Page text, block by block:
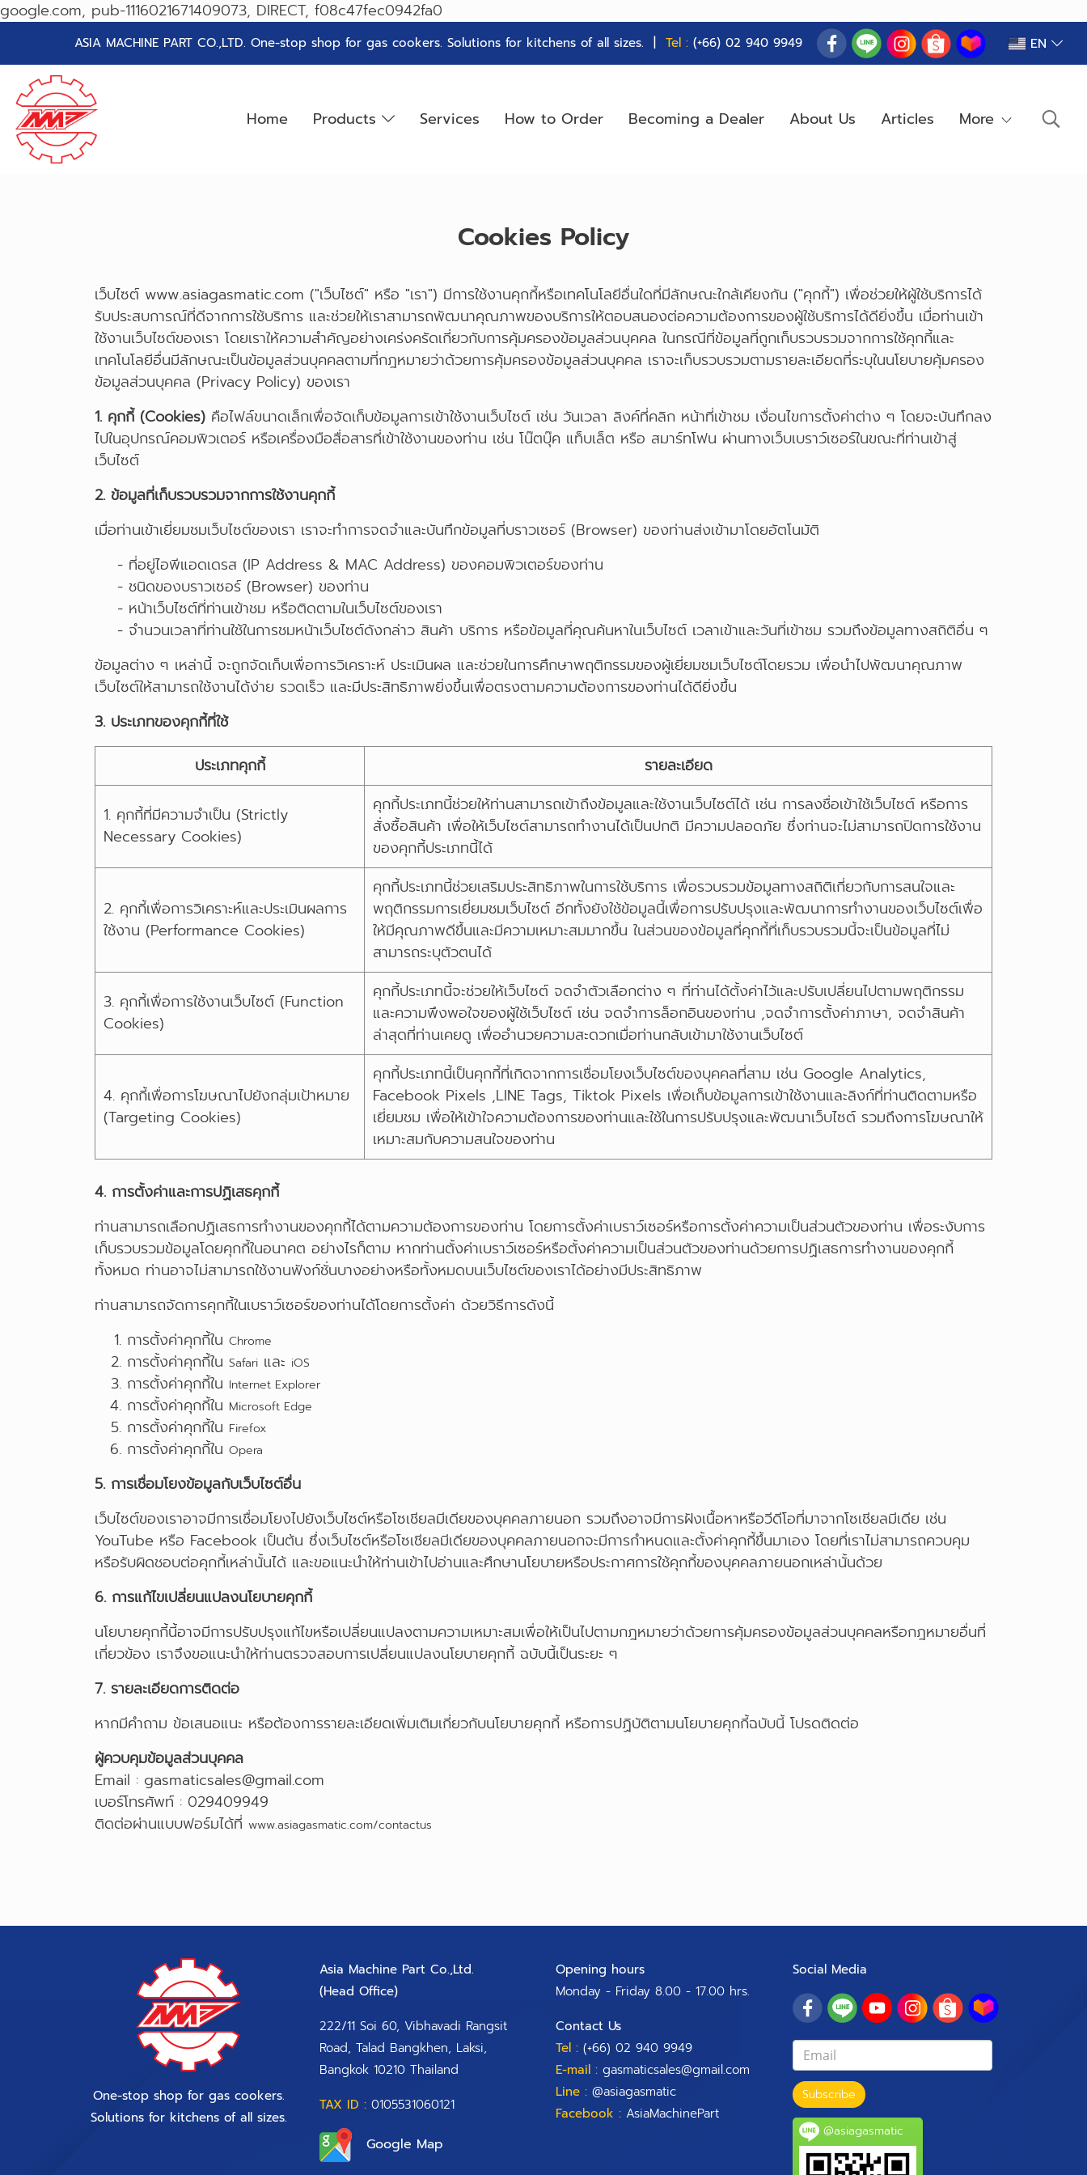
google.com, pub-1116021671409073, DIRECT, f08c47fec0942fa0
ASIA MACHINE PART CO.,LTD. One-stop shop for gas cookers. Solutions for kitchens of all sizes. | Tel : (+66) 02 940 9949 EN
Home Products Services How to Order Becoming a Dealer About Us Articles More
Cookies Policy
เว็บไซต์ www.asiagasmatic.com ("เว็บไซต์" หรือ "เรา") มีการใช้งานคุกกี้หรือเทคโนโลยีอื่นใดที่มีลักษณะใกล้เคียงกัน ("คุกกี้") เพื่อช่วยให้ผู้ใช้บริการได้
รับประสบการณ์ที่ดีจากการใช้บริการ และช่วยให้เราสามารถพัฒนาคุณภาพของบริการให้ตอบสนองต่อความต้องการของผู้ใช้บริการได้ดียิ่งขึ้น เมื่อท่านเข้า
ใช้งานเว็บไซต์ของเรา โดยเราให้ความสำคัญอย่างเคร่งครัดเกี่ยวกับการคุ้มครองข้อมูลส่วนบุคคล ในกรณีที่ข้อมูลที่ถูกเก็บรวบรวมจากการใช้คุกกี้และ
เทคโนโลยีอื่นมีลักษณะเป็นข้อมูลส่วนบุคคลตามที่กฎหมายว่าด้วยการคุ้มครองข้อมูลส่วนบุคคล เราจะเก็บรวบรวมตามรายละเอียดที่ระบุในนโยบายคุ้มครอง
ข้อมูลส่วนบุคคล (Privacy Policy) ของเรา
1. คุกกี้ (Cookies) คือไฟล์ขนาดเล็กเพื่อจัดเก็บข้อมูลการเข้าใช้งานเว็บไซต์ เช่น วันเวลา ลิงค์ที่คลิก หน้าที่เข้าชม เงื่อนไขการตั้งค่าต่าง ๆ โดยจะบันทึกลง
ไปในอุปกรณ์คอมพิวเตอร์ หรือเครื่องมือสื่อสารที่เข้าใช้งานของท่าน เช่น โน๊ตบุ๊ค แท็บเล็ต หรือ สมาร์ทโฟน ผ่านทางเว็บเบราว์เซอร์ในขณะที่ท่านเข้าสู่
เว็บไซต์
2. ข้อมูลที่เก็บรวบรวมจากการใช้งานคุกกี้
เมื่อท่านเข้าเยี่ยมชมเว็บไซต์ของเรา เราจะทำการจดจำและบันทึกข้อมูลที่บราวเซอร์ (Browser) ของท่านส่งเข้ามาโดยอัตโนมัติ
- ที่อยู่ไอพีแอดเดรส (IP Address & MAC Address) ของคอมพิวเตอร์ของท่าน
- ชนิดของบราวเซอร์ (Browser) ของท่าน
- หน้าเว็บไซต์ที่ท่านเข้าชม หรือติดตามในเว็บไซต์ของเรา
- จำนวนเวลาที่ท่านใช้ในการชมหน้าเว็บไซต์ดังกล่าว สินค้า บริการ หรือข้อมูลที่คุณค้นหาในเว็บไซต์ เวลาเข้าและวันที่เข้าชม รวมถึงข้อมูลทางสถิติอื่น ๆ
ข้อมูลต่าง ๆ เหล่านี้ จะถูกจัดเก็บเพื่อการวิเคราะห์ ประเมินผล และช่วยในการศึกษาพฤติกรรมของผู้เยี่ยมชมเว็บไซต์โดยรวม เพื่อนำไปพัฒนาคุณภาพ
เว็บไซต์ให้สามารถใช้งานได้ง่าย รวดเร็ว และมีประสิทธิภาพยิ่งขึ้นเพื่อตรงตามความต้องการของท่านได้ดียิ่งขึ้น
3. ประเภทของคุกกี้ที่ใช้
ประเภทคุกกี้
รายละเอียด
1. คุกกี้ที่มีความจำเป็น (Strictly
Necessary Cookies)
คุกกี้ประเภทนี้ช่วยให้ท่านสามารถเข้าถึงข้อมูลและใช้งานเว็บไซต์ได้ เช่น การลงชื่อเข้าใช้เว็บไซต์ หรือการ
สั่งซื้อสินค้า เพื่อให้เว็บไซต์สามารถทำงานได้เป็นปกติ มีความปลอดภัย ซึ่งท่านจะไม่สามารถปิดการใช้งาน
ของคุกกี้ประเภทนี้ได้
2. คุกกี้เพื่อการวิเคราะห์และประเมินผลการ
ใช้งาน (Performance Cookies)
คุกกี้ประเภทนี้ช่วยเสริมประสิทธิภาพในการใช้บริการ เพื่อรวบรวมข้อมูลทางสถิติเกี่ยวกับการสนใจและ
พฤติกรรมการเยี่ยมชมเว็บไซต์ อีกทั้งยังใช้ข้อมูลนี้เพื่อการปรับปรุงและพัฒนาการทำงานของเว็บไซต์เพื่อ
ให้มีคุณภาพดีขึ้นและมีความเหมาะสมมากขึ้น ในส่วนของข้อมูลที่คุกกี้ที่เก็บรวบรวมนี้จะเป็นข้อมูลที่ไม่
สามารถระบุตัวตนได้
3. คุกกี้เพื่อการใช้งานเว็บไซต์ (Function
Cookies)
คุกกี้ประเภทนี้จะช่วยให้เว็บไซต์ จดจำตัวเลือกต่าง ๆ ที่ท่านได้ตั้งค่าไว้และปรับเปลี่ยนไปตามพฤติกรรม
และความพึงพอใจของผู้ใช้เว็บไซต์ เช่น จดจำการล็อกอินของท่าน ,จดจำการตั้งค่าภาษา, จดจำสินค้า
ล่าสุดที่ท่านเคยดู เพื่ออำนวยความสะดวกเมื่อท่านกลับเข้ามาใช้งานเว็บไซต์
4. คุกกี้เพื่อการโฆษณาไปยังกลุ่มเป้าหมาย
(Targeting Cookies)
คุกกี้ประเภทนี้เป็นคุกกี้ที่เกิดจากการเชื่อมโยงเว็บไซต์ของบุคคลที่สาม เช่น Google Analytics,
Facebook Pixels ,LINE Tags, Tiktok Pixels เพื่อเก็บข้อมูลการเข้าใช้งานและลิงก์ที่ท่านติดตามหรือ
เยี่ยมชม เพื่อให้เข้าใจความต้องการของท่านและใช้ในการปรับปรุงและพัฒนาเว็บไซต์ รวมถึงการโฆษณาให้
เหมาะสมกับความสนใจของท่าน
4. การตั้งค่าและการปฏิเสธคุกกี้
ท่านสามารถเลือกปฏิเสธการทำงานของคุกกี้ได้ตามความต้องการของท่าน โดยการตั้งค่าเบราว์เซอร์หรือการตั้งค่าความเป็นส่วนตัวของท่าน เพื่อระงับการ
เก็บรวบรวมข้อมูลโดยคุกกี้ในอนาคต อย่างไรก็ตาม หากท่านตั้งค่าเบราว์เซอร์หรือตั้งค่าความเป็นส่วนตัวของท่านด้วยการปฏิเสธการทำงานของคุกกี้
ทั้งหมด ท่านอาจไม่สามารถใช้งานฟังก์ชั่นบางอย่างหรือทั้งหมดบนเว็บไซต์ของเราได้อย่างมีประสิทธิภาพ
ท่านสามารถจัดการคุกกี้ในเบราว์เซอร์ของท่านได้โดยการตั้งค่า ด้วยวิธีการดังนี้
การตั้งค่าคุกกี้ใน Chrome
การตั้งค่าคุกกี้ใน Safari และ iOS
การตั้งค่าคุกกี้ใน Internet Explorer
การตั้งค่าคุกกี้ใน Microsoft Edge
การตั้งค่าคุกกี้ใน Firefox
การตั้งค่าคุกกี้ใน Opera
5. การเชื่อมโยงข้อมูลกับเว็บไซต์อื่น
เว็บไซต์ของเราอาจมีการเชื่อมโยงไปยังเว็บไซต์หรือโซเชียลมีเดียของบุคคลภายนอก รวมถึงอาจมีการฝังเนื้อหาหรือวีดีโอที่มาจากโซเชียลมีเดีย เช่น
YouTube หรือ Facebook เป็นต้น ซึ่งเว็บไซต์หรือโซเชียลมีเดียของบุคคลภายนอกจะมีการกำหนดและตั้งค่าคุกกี้ขึ้นมาเอง โดยที่เราไม่สามารถควบคุม
หรือรับผิดชอบต่อคุกกี้เหล่านั้นได้ และขอแนะนำให้ท่านเข้าไปอ่านและศึกษานโยบายหรือประกาศการใช้คุกกี้ของบุคคลภายนอกเหล่านั้นด้วย
6. การแก้ไขเปลี่ยนแปลงนโยบายคุกกี้
นโยบายคุกกี้นี้อาจมีการปรับปรุงแก้ไขหรือเปลี่ยนแปลงตามความเหมาะสมเพื่อให้เป็นไปตามกฎหมายว่าด้วยการคุ้มครองข้อมูลส่วนบุคคลหรือกฎหมายอื่นที่
เกี่ยวข้อง เราจึงขอแนะนำให้ท่านตรวจสอบการเปลี่ยนแปลงนโยบายคุกกี้ ฉบับนี้เป็นระยะ ๆ
7. รายละเอียดการติดต่อ
หากมีคำถาม ข้อเสนอแนะ หรือต้องการรายละเอียดเพิ่มเติมเกี่ยวกับนโยบายคุกกี้ หรือการปฏิบัติตามนโยบายคุกกี้ฉบับนี้ โปรดติดต่อ
ผู้ควบคุมข้อมูลส่วนบุคคล
Email : gasmaticsales@gmail.com
เบอร์โทรศัพท์ : 029409949
ติดต่อผ่านแบบฟอร์มได้ที่ www.asiagasmatic.com/contactus
One-stop shop for gas cookers.
Solutions for kitchens of all sizes.
Asia Machine Part Co.,Ltd.
(Head Office)​
222/11 Soi 60, Vibhavadi Rangsit
Road, Talad Bangkhen, Laksi,
Bangkok 10210 Thailand
TAX ID : 0105531060121
Google Map
Opening hours
Monday - Friday 8.00 - 17.00 hrs.
Contact Us
Tel : (+66) 02 940 9949
E-mail : gasmaticsales@gmail.com
Line : @asiagasmatic
Facebook : AsiaMachinePart
Social Media
Subscribe
@asiagasmatic